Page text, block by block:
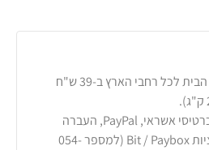
שליח עד הבית לכל רחבי הארץ ב-39 ש"ח
כרטיסי אשראי, PayPal, העברה
בנקאית או באפליקציות Bit / Paybox (למספר 054-